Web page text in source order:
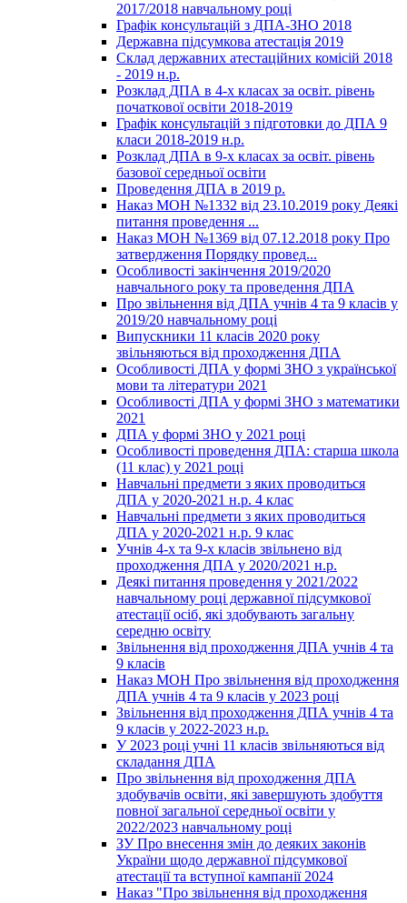
2017/2018 навчальному році
Графік консультацій з ДПА-ЗНО 2018
Державна підсумкова атестація 2019
Склад державних атестаційних комісій 2018
- 2019 н.р.
Розклад ДПА в 4-х класах за освіт. рівень
початкової освіти 2018-2019
Графік консультацій з підготовки до ДПА 9
класи 2018-2019 н.р.
Розклад ДПА в 9-х класах за освіт. рівень
базової середньої освіти
Проведення ДПА в 2019 р.
Наказ МОН №1332 від 23.10.2019 року Деякі
питання проведення ...
Наказ МОН №1369 від 07.12.2018 року Про
затвердження Порядку провед...
Особливості закінчення 2019/2020
навчального року та проведення ДПА
Про звільнення від ДПА учнів 4 та 9 класів у
2019/20 навчальному році
Випускники 11 класів 2020 року
звільняються від проходження ДПА
Особливості ДПА у формі ЗНО з української
мови та літератури 2021
Особливості ДПА у формі ЗНО з математики
2021
ДПА у формі ЗНО у 2021 році
Особливості проведення ДПА: старша школа
(11 клас) у 2021 році
Навчальні предмети з яких проводиться
ДПА у 2020-2021 н.р. 4 клас
Навчальні предмети з яких проводиться
ДПА у 2020-2021 н.р. 9 клас
Учнів 4-х та 9-х класів звільнено від
проходження ДПА у 2020/2021 н.р.
Деякі питання проведення у 2021/2022
навчальному році державної підсумкової
атестації осіб, які здобувають загальну
середню освіту
Звільнення від проходження ДПА учнів 4 та
9 класів
Наказ МОН Про звільнення від проходження
ДПА учнів 4 та 9 класів у 2023 році
Звільнення від проходження ДПА учнів 4 та
9 класів у 2022-2023 н.р.
У 2023 році учні 11 класів звільняються від
складання ДПА
Про звільнення від проходження ДПА
здобувачів освіти, які завершують здобуття
повної загальної середньої освіти у
2022/2023 навчальному році
ЗУ Про внесення змін до деяких законів
України щодо державної підсумкової
атестації та вступної кампанії 2024
Наказ "Про звільнення від проходження